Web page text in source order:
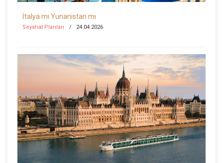
İtalya mı Yunanistan mı
Seyahat Planları 24.04.2026